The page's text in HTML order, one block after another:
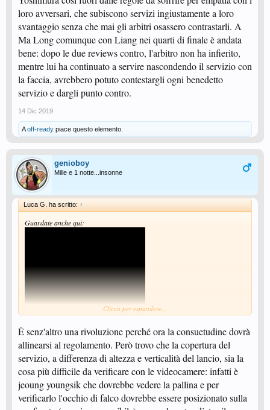
loro avversari, che subiscono servizi ingiustamente a loro
svantaggio senza che mai gli arbitri osassero contrastarli. A
Ma Long comunque con Liang nei quarti di finale è andata
bene: dopo le due reviews contro, l'arbitro non ha infierito,
mentre lui ha continuato a servire nascondendo il servizio con
la faccia, avrebbero potuto contestargli ogni benedetto
servizio e dargli punto contro.
14 Dic 2019
Aoff-ready piace questo elemento.
genioboy
Mille e 1 notte...insonne
Luca G. ha scritto: ↑
Guardate anche qui:
Visualizza: https://youtu.be/DIMCNPx5uuI
Ma Long non vuole crederci, ma anche il suo servizio è fuori dalle regole.
Forse le regole sono discutibili, e forse andranno cambiate, ma ora sono
queste, quindi non si discute. Il suo servizio è fuori norma. Molti dovranno
cambiare modo di servire! Ripeto, per me è un bene l'introduzione
Clicca per espandere...
É senz'altro una rivoluzione perché ora la consuetudine dovrà
allinearsi al regolamento. Però trovo che la copertura del
servizio, a differenza di altezza e verticalità del lancio, sia la
cosa più difficile da verificare con le videocamere: infatti è
jeoung youngsik che dovrebbe vedere la pallina e per
verificarlo l'occhio di falco dovrebbe essere posizionato sulla